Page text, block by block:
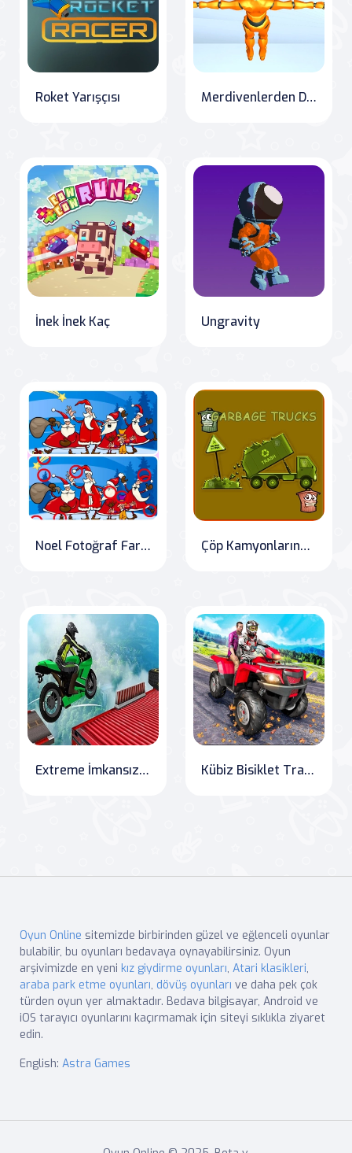
Roket Yarışçısı Merdivenlerden Düşme Online
İnek İnek Kaç Ungravity
Noel Fotoğraf Farkları 2 Çöp Kamyonlarındaki Gizli Çöp Kutusu
Extreme İmkansız Motosiklet Pisti Hüner Meydan Okuması 2020 Kübiz Bisiklet Trafik Yarışçısı Çılgınlığı
Oyun Online sitemizde birbirinden güzel ve eğlenceli oyunlar
bulabilir, bu oyunları bedavaya oynayabilirsiniz. Oyun
arşivimizde en yeni kız giydirme oyunları, Atari klasikleri,
araba park etme oyunları, dövüş oyunları ve daha pek çok
türden oyun yer almaktadır. Bedava bilgisayar, Android ve
iOS tarayıcı oyunlarını kaçırmamak için siteyi sıklıkla ziyaret
edin.
English: Astra Games